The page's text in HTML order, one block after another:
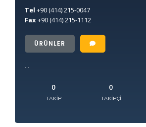
Tel +90(414) 215-0047
Fax+90(414) 215-1112
ÜRÜNLER
0
TAKIP
0
TAKIPÇI